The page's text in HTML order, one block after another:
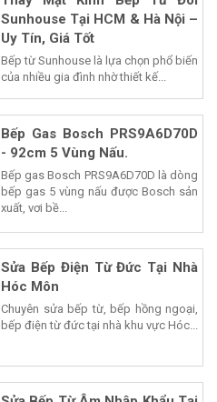
Sunhouse Tại HCM & Hà Nội –
Uy Tín, Giá Tốt
Bếp từ Sunhouse là lựa chọn phổ biến
của nhiều gia đình nhờ thiết kế...
Bếp Gas Bosch PRS9A6D70D
- 92cm 5 Vùng Nấu.
Bếp gas Bosch PRS9A6D70D là dòng
bếp gas 5 vùng nấu được Bosch sản
xuất, vơi bề...
Sửa Bếp Điện Từ Đức Tại Nhà
Hóc Môn
Chuyên sửa bếp từ, bếp hồng ngoại,
bếp điện từ đức tại nhà khu vực Hóc...